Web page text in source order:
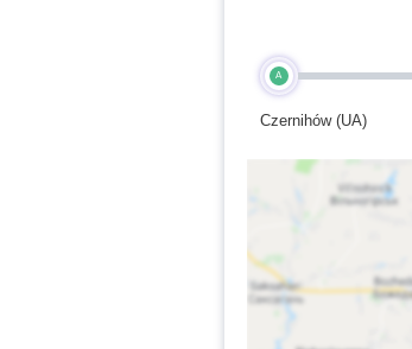
A
Czernihów (UA)